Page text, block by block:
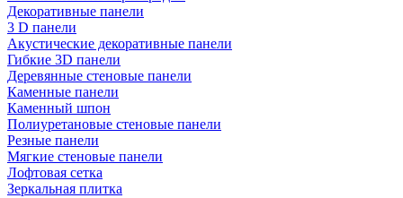
Декоративные панели
3 D панели
Акустические декоративные панели
Гибкие 3D панели
Деревянные стеновые панели
Каменные панели
Каменный шпон
Полиуретановые стеновые панели
Резные панели
Мягкие стеновые панели
Лофтовая сетка
Зеркальная плитка